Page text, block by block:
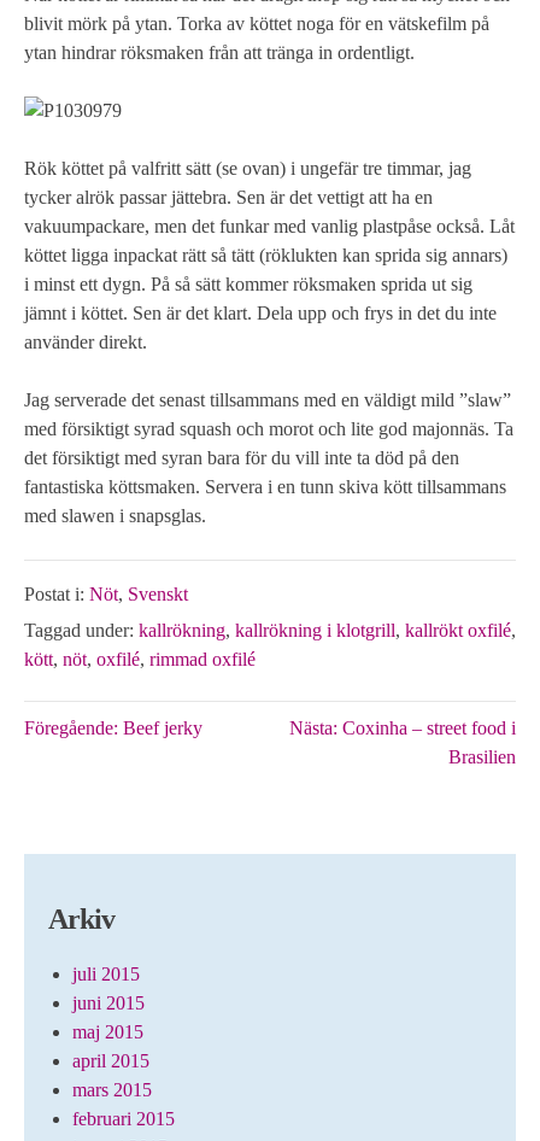
blivit mörk på ytan. Torka av köttet noga för en vätskefilm på
ytan hindrar röksmaken från att tränga in ordentligt.
Rök köttet på valfritt sätt (se ovan) i ungefär tre timmar, jag
tycker alrök passar jättebra. Sen är det vettigt att ha en
vakuumpackare, men det funkar med vanlig plastpåse också. Låt
köttet ligga inpackat rätt så tätt (röklukten kan sprida sig annars)
i minst ett dygn. På så sätt kommer röksmaken sprida ut sig
jämnt i köttet. Sen är det klart. Dela upp och frys in det du inte
använder direkt.
Jag serverade det senast tillsammans med en väldigt mild ”slaw”
med försiktigt syrad squash och morot och lite god majonnäs. Ta
det försiktigt med syran bara för du vill inte ta död på den
fantastiska köttsmaken. Servera i en tunn skiva kött tillsammans
med slawen i snapsglas.
Postat i: Nöt, Svenskt
Taggad under: kallrökning, kallrökning i klotgrill, kallrökt oxfilé,
kött, nöt, oxfilé, rimmad oxfilé
Inläggsnavigering
Föregående: Beef jerky Nästa: Coxinha – street food i
Brasilien
Arkiv
juli 2015
juni 2015
maj 2015
april 2015
mars 2015
februari 2015